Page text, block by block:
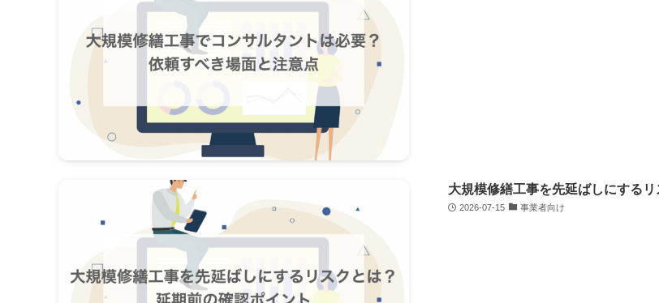
大規模修繕工事を先延ばしにする
2026-07-15 事業者向け